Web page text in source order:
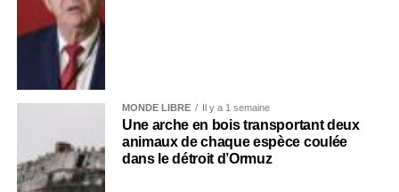
MONDE LIBRE Il y a 1 semaine
Une arche en bois transportant deux
animaux de chaque espèce coulée
dans le détroit d’Ormuz